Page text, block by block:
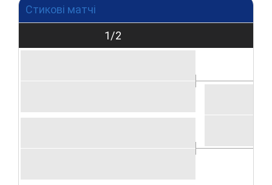
Стикові матчі
1/2